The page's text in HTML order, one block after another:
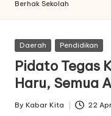
b
a
r
K
it
Berhak Sekolah
Posted
Daerah Pendidikan
Pidato Tegas
Haru, Semua
Posted
By Kabar Kita 22